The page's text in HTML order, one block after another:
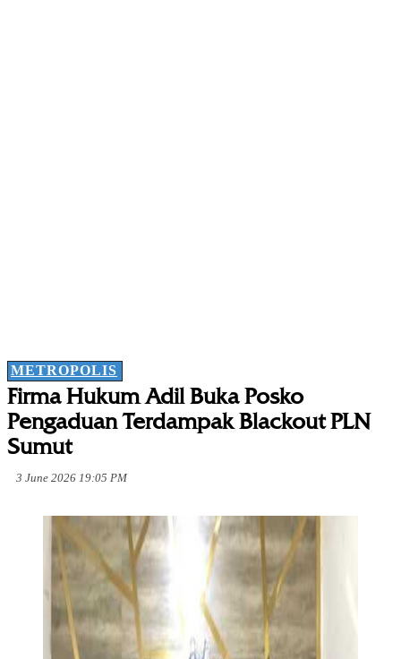
METROPOLIS
Firma Hukum Adil Buka Posko
Pengaduan Terdampak Blackout PLN
Sumut
3 June 2026 19:05 PM